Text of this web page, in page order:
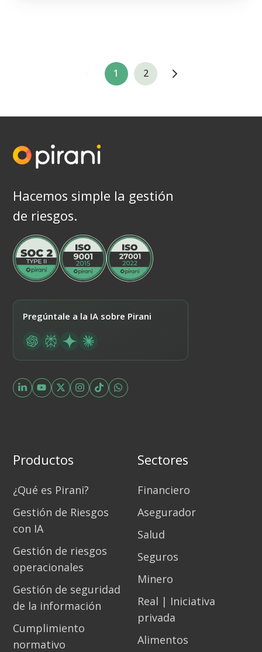
1 2
Hacemos simple la gestión
de riesgos.
Pregúntale a la IA sobre Pirani
Productos
¿Qué es Pirani?
Gestión de Riesgos
con IA
Gestión de riesgos
operacionales
Gestión de seguridad
de la información
Cumplimiento
normativo
Sectores
Financiero
Asegurador
Salud
Seguros
Minero
Real | Iniciativa
privada
Alimentos